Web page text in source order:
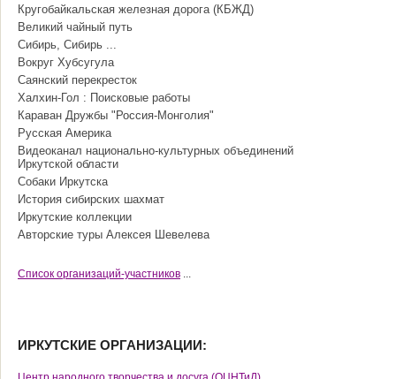
Кругобайкальская железная дорога (КБЖД)
Великий чайный путь
Сибирь, Сибирь ...
Вокруг Хубсугула
Саянский перекресток
Халхин-Гол : Поисковые работы
Караван Дружбы "Россия-Монголия"
Русская Америка
Видеоканал национально-культурных объединений
Иркутской области
Собаки Иркутска
История сибирских шахмат
Иркутские коллекции
Авторские туры Алексея Шевелева
Cписок организаций-участников ...
ИРКУТСКИЕ ОРГАНИЗАЦИИ: